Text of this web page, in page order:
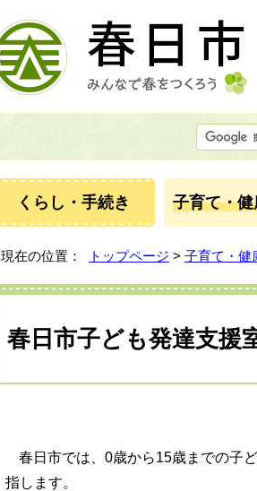
くらし・手続き 子育て・
現在の位置： トップページ > 子育て・健
春日市子ども発達支援
春日市では、0歳から15歳までの子
指します。